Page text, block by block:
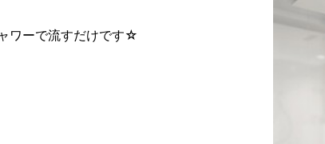
ワーで流すだけです☆